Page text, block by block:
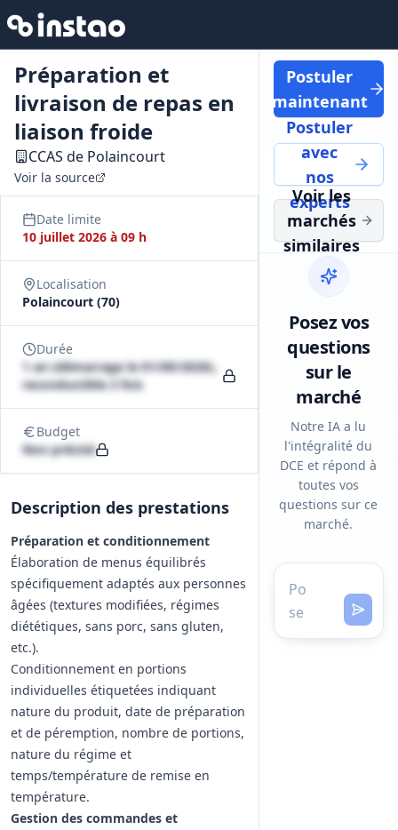
Préparation et
livraison de repas en
liaison froide
CCAS de Polaincourt
Voir la source
Date limite
10 juillet 2026 à 09 h
Localisation
Polaincourt (70)
Durée
1 an (démarrage le 01/09/2026),
reconductible 3 fois
Budget
Non précisé
Description des prestations
Préparation et conditionnement
Élaboration de menus équilibrés
spécifiquement adaptés aux personnes
âgées (textures modifiées, régimes
diététiques, sans porc, sans gluten,
etc.).
Conditionnement en portions
individuelles étiquetées indiquant
nature du produit, date de préparation
et de péremption, nombre de portions,
nature du régime et
temps/température de remise en
température.
Gestion des commandes et
Postuler
maintenant
Postuler
avec
nos
experts
Voir les
marchés
similaires
Posez vos
questions
sur le
marché
Notre IA a lu
l'intégralité du
DCE et répond à
toutes vos
questions sur ce
marché.